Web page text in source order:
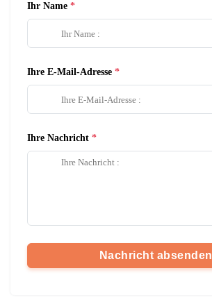
Ihr Name
Ihre E-Mail-Adresse
Ihre Nachricht
Nachricht absenden